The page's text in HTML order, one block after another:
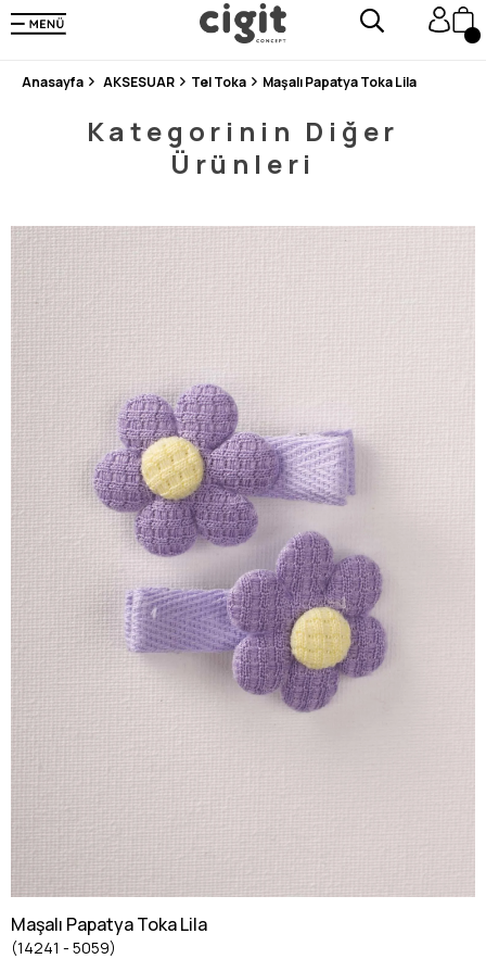
250.000'DEN FAZLA DEĞERLENDİRMEDE 5 ÜZERİNDEN 4.8 PUAN ALDI ⭐⭐⭐⭐⭐
3 MİLYONDAN FAZLA MUTLU MÜŞTERİ ❤️ 10 MİLYON ÜRÜN
Anasayfa AKSESUAR Tel Toka Maşalı Papatya Toka Lila
Kategorinin Diğer
Ürünleri
Maşalı Papatya Toka Lila
(14241 - 5059)